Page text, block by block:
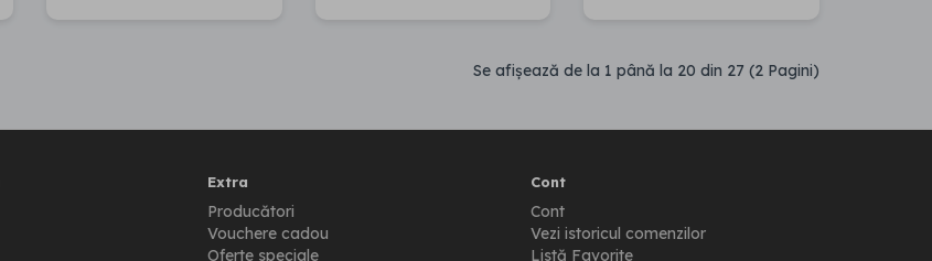
Se afişează de la 1 până la 20 din 27 (2 Pagini)
Extra
Producători
Vouchere cadou
Oferte speciale
Cont
Cont
Vezi istoricul comenzilor
Listă Favorite